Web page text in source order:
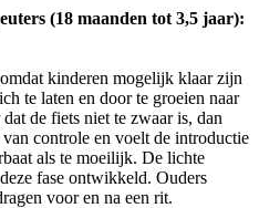
(18 maanden tot 3,5 jaar):
kinderen mogelijk klaar zijn
te laten en door te groeien naar
de fiets niet te zwaar is, dan
controle en voelt de introductie
als te moeilijk. De lichte
fase ontwikkeld. Ouders
voor en na een rit.